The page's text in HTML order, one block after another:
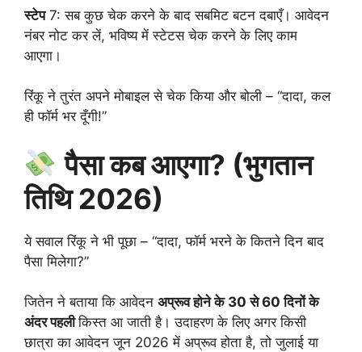
स्टेप7: सब कुछ चेक करने के बाद सबमिट बटन दबाएँ। आवेदन
नंबर नोट कर लें, भविष्य में स्टेटस चेक करने के लिए काम
आएगा।
रिंकू ने तुरंत अपने मोबाइल से चेक किया और बोली – “दादा, कल
ही फॉर्म भर दूँगी!”
पैसा कब आएगा? (भुगतान
तिथि 2026)
ये सवाल रिंकू ने भी पूछा – “दादा, फॉर्म भरने के कितने दिन बाद
पैसा मिलेगा?”
जितेन ने बताया कि आवेदन अप्रूव होने के 30 से 60 दिनों के
अंदर पहलीकिस्त आ जाती है। उदाहरण के लिए अगर किसी
छात्रा का आवेदन जून 2026 में अप्रूव होता है, तो जुलाई या